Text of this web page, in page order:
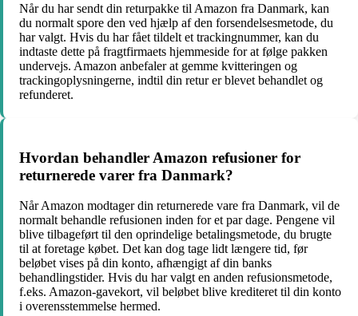
Når du har sendt din returpakke til Amazon fra Danmark, kan
du normalt spore den ved hjælp af den forsendelsesmetode, du
har valgt. Hvis du har fået tildelt et trackingnummer, kan du
indtaste dette på fragtfirmaets hjemmeside for at følge pakken
undervejs. Amazon anbefaler at gemme kvitteringen og
trackingoplysningerne, indtil din retur er blevet behandlet og
refunderet.
Hvordan behandler Amazon refusioner for
returnerede varer fra Danmark?
Når Amazon modtager din returnerede vare fra Danmark, vil de
normalt behandle refusionen inden for et par dage. Pengene vil
blive tilbageført til den oprindelige betalingsmetode, du brugte
til at foretage købet. Det kan dog tage lidt længere tid, før
beløbet vises på din konto, afhængigt af din banks
behandlingstider. Hvis du har valgt en anden refusionsmetode,
f.eks. Amazon-gavekort, vil beløbet blive krediteret til din konto
i overensstemmelse hermed.